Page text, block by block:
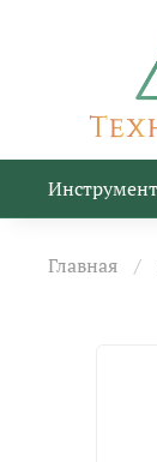
Инструмент
Главная